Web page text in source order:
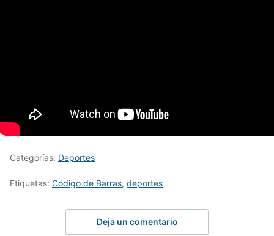
Categorías: Deportes
Etiquetas: Código de Barras, deportes
Deja un comentario